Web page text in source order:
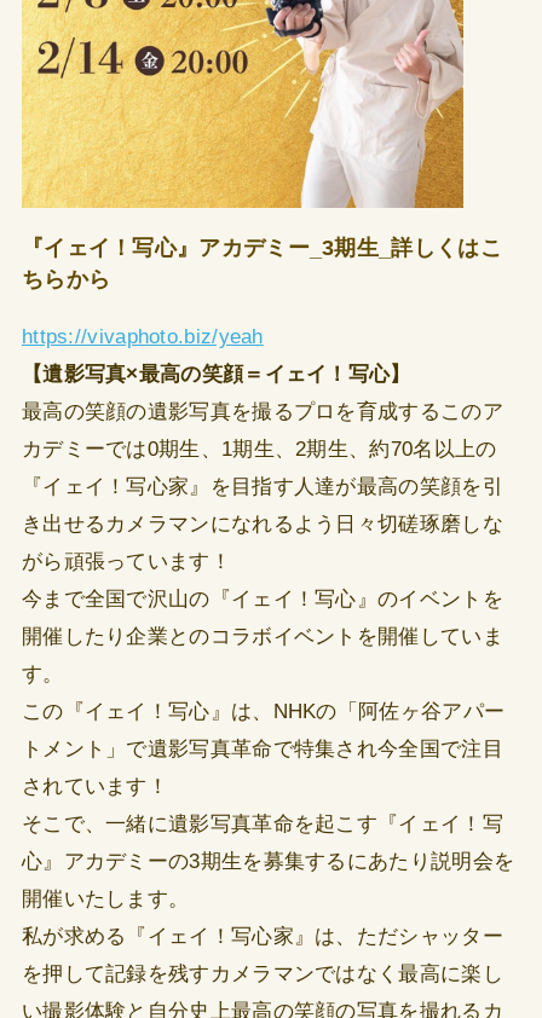
『イェイ！写心』アカデミー_3期生_詳しくはこ
ちらから
https://vivaphoto.biz/yeah
【遺影写真×最高の笑顔＝イェイ！写心】
最高の笑顔の遺影写真を撮るプロを育成するこのア
カデミーでは0期生、1期生、2期生、約70名以上の
『イェイ！写心家』を目指す人達が最高の笑顔を引
き出せるカメラマンになれるよう日々切磋琢磨しな
がら頑張っています！
今まで全国で沢山の『イェイ！写心』のイベントを
開催したり企業とのコラボイベントを開催していま
す。
この『イェイ！写心』は、NHKの「阿佐ヶ谷アパー
トメント」で遺影写真革命で特集され今全国で注目
されています！
そこで、一緒に遺影写真革命を起こす『イェイ！写
心』アカデミーの3期生を募集するにあたり説明会を
開催いたします。
私が求める『イェイ！写心家』は、ただシャッター
を押して記録を残すカメラマンではなく最高に楽し
い撮影体験と自分史上最高の笑顔の写真を撮れるカ